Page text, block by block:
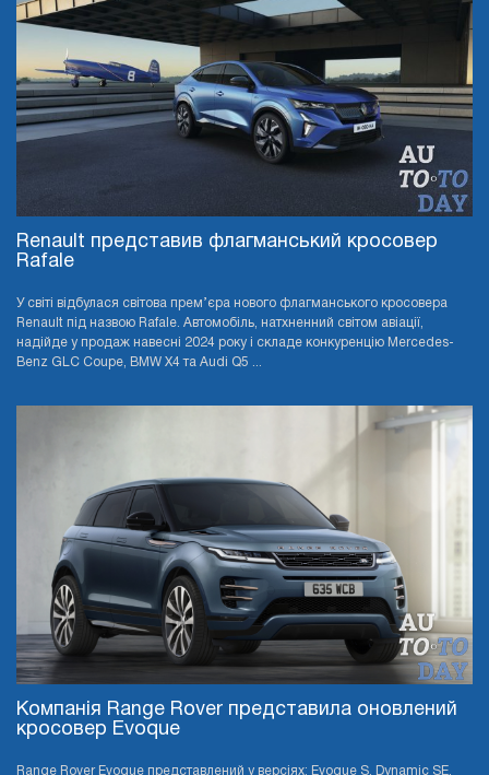
Renault представив флагманський кросовер
Rafale
У світі відбулася світова прем’єра нового флагманського кросовера
Renault під назвою Rafale. Автомобіль, натхненний світом авіації,
надійде у продаж навесні 2024 року і складе конкуренцію Mercedes-
Benz GLC Coupe, BMW X4 та Audi Q5 ...
Компанія Range Rover представила оновлений
кросовер Evoque
Range Rover Evoque представлений у версіях: Evoque S, Dynamic SE,